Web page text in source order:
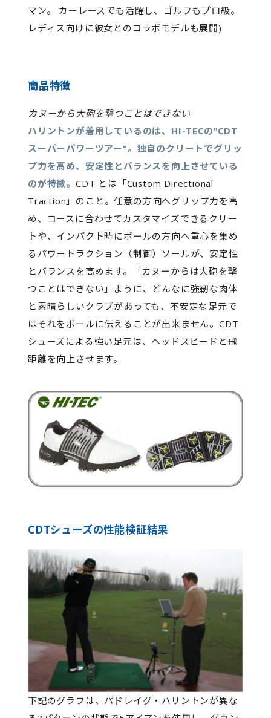
マン。 カーレースでも活躍し、ゴルフもプロ級。
レディス向けに彼女とのコラボモデルも展開)
商品特徴
カヌーから大砲を撃つことはできない
ハリントンが着用しているのは、HI-TECの"CDT
スーパーパワーツアー"。独自のクリートでグリッ
プ力を高め、安定性とバランスを向上させている
のが特徴。 CDT とは「Custom Directional
Traction」のこと。任意の方向へグリップ力を高
め、コースに合わせてカスタマイズできるクリー
トや、インパクト時にボールの方向へ重心を集め
るパワートラクション（制御）ソールが、安定性
とバランスを高めます。「カヌーからは大砲を撃
つことはできない」ように、どんなに強靭な肉体
と素晴らしいクラブがあっても、不安定な足元で
はそれをボールに伝えることが出来ません。CDT
シューズによる強い足元は、ヘッドスピードと飛
距離を向上させます。
CDTシューズの性能検証結果
下記のグラフは、パドレイグ・ハリントンが異な